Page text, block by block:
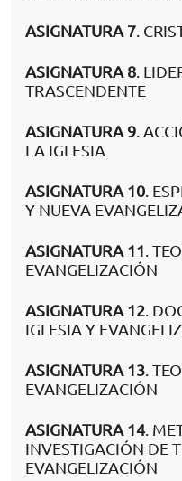
ASIGNATURA 7.
ASIGNATURA 8.
TRASCENDENTE
ASIGNATURA 9.
LA IGLESIA
ASIGNATURA 10.
Y NUEVA
ASIGNATURA 11.
EVANGELIZACIÓN
ASIGNATURA 12.
IGLESIA Y
ASIGNATURA 13.
EVANGELIZACIÓN
ASIGNATURA 14.
INVESTIGACIÓN DE
EVANGELIZACIÓN